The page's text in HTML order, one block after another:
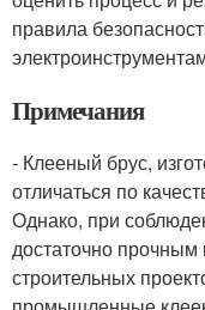
правила
Примечания
- Клееный брус,
отличаться по
Однако, при
достаточно
строительных